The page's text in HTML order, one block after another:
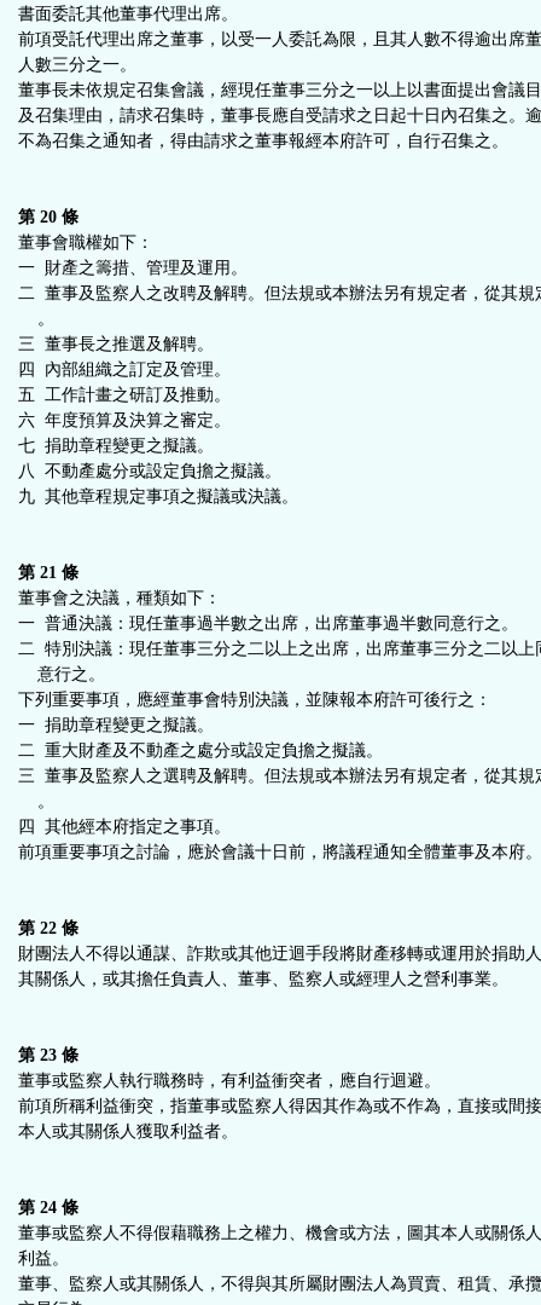
書面委託其他董事代理出席。
前項受託代理出席之董事，以受一人委託為限，且其人數不得逾出席
人數三分之一。
董事長未依規定召集會議，經現任董事三分之一以上以書面提出會議
及召集理由，請求召集時，董事長應自受請求之日起十日內召集之。
不為召集之通知者，得由請求之董事報經本府許可，自行召集之。
第 20 條
董事會職權如下：
一 財產之籌措、管理及運用。
二 董事及監察人之改聘及解聘。但法規或本辦法另有規定者，從其規
。
三 董事長之推選及解聘。
四 內部組織之訂定及管理。
五 工作計畫之研訂及推動。
六 年度預算及決算之審定。
七 捐助章程變更之擬議。
八 不動產處分或設定負擔之擬議。
九 其他章程規定事項之擬議或決議。
第 21 條
董事會之決議，種類如下：
一 普通決議：現任董事過半數之出席，出席董事過半數同意行之。
二 特別決議：現任董事三分之二以上之出席，出席董事三分之二以上
意行之。
下列重要事項，應經董事會特別決議，並陳報本府許可後行之：
一 捐助章程變更之擬議。
二 重大財產及不動產之處分或設定負擔之擬議。
三 董事及監察人之選聘及解聘。但法規或本辦法另有規定者，從其規
。
四 其他經本府指定之事項。
前項重要事項之討論，應於會議十日前，將議程通知全體董事及本府。
第 22 條
財團法人不得以通謀、詐欺或其他迂迴手段將財產移轉或運用於捐助
其關係人，或其擔任負責人、董事、監察人或經理人之營利事業。
第 23 條
董事或監察人執行職務時，有利益衝突者，應自行迴避。
前項所稱利益衝突，指董事或監察人得因其作為或不作為，直接或間
本人或其關係人獲取利益者。
第 24 條
董事或監察人不得假藉職務上之權力、機會或方法，圖其本人或關係
利益。
董事、監察人或其關係人，不得與其所屬財團法人為買賣、租賃、承